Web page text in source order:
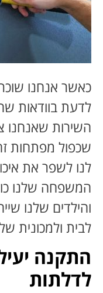
כאשר אנחנו
לדעת בוודאות
השירות שאנחנו
שכפול מפתחות
לנו לשפר את
המשפחה שלנו
והילדים שלנו
לבית ולמכונית
התקנה
לדלתות